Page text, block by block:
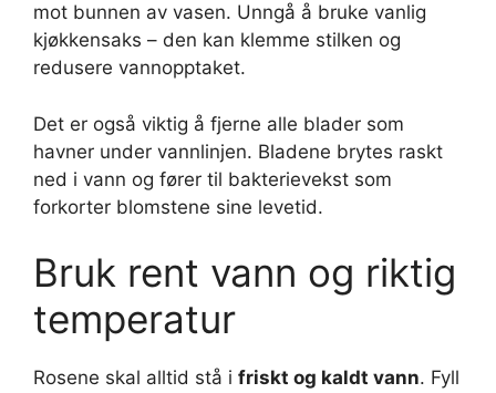
mot bunnen av vasen. Unngå å bruke vanlig
kjøkkensaks – den kan klemme stilken og
redusere vannopptaket.
Det er også viktig å fjerne alle blader som
havner under vannlinjen. Bladene brytes raskt
ned i vann og fører til bakterievekst som
forkorter blomstene sine levetid.
Bruk rent vann og riktig
temperatur
Rosene skal alltid stå i friskt og kaldt vann. Fyll